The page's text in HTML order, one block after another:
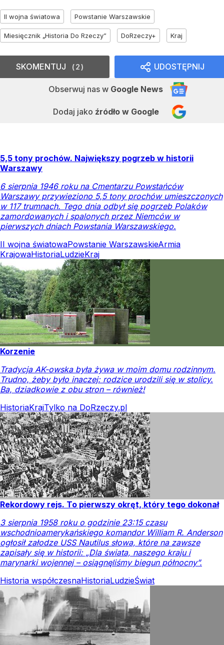
II wojna światowa Powstanie Warszawskie
Miesięcznik „Historia Do Rzeczy” DoRzeczy+ Kraj
UDOSTĘPNIJ
Obserwuj nas w Google News
Dodaj jako źródło w Google
SKOMENTUJ 2
5,5 tony prochów. Największy pogrzeb w historii
Warszawy
6 sierpnia 1946 roku na Cmentarzu Powstańców
Warszawy przywieziono 5,5 tony prochów umieszczonych
w 117 trumnach. Tego dnia odbył się pogrzeb Polaków
zamordowanych i spalonych przez Niemców w
pierwszych dniach Powstania Warszawskiego.
II wojna światowaPowstanie WarszawskieArmia
KrajowaHistoriaLudzieKraj
Korzenie
Tradycja AK-owska była żywa w moim domu rodzinnym.
Trudno, żeby było inaczej: rodzice urodzili się w stolicy.
Ba, dziadkowie z obu stron – również!
HistoriaKrajTylko na DoRzeczy.pl
Rekordowy rejs. To pierwszy okręt, który tego dokonał
3 sierpnia 1958 roku o godzinie 23:15 czasu
wschodnioamerykańskiego komandor William R. Anderson
ogłosił załodze USS Nautilus słowa, które na zawsze
zapisały się w historii: „Dla świata, naszego kraju i
marynarki wojennej – osiągnęliśmy biegun północny”.
Historia współczesnaHistoriaLudzieŚwiat